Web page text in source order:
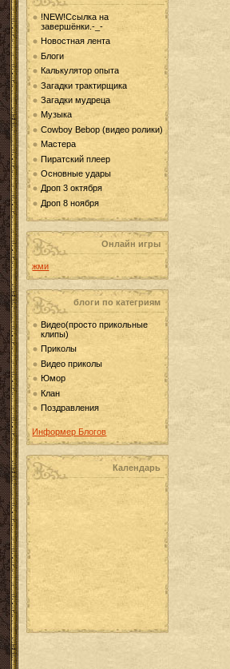
!NEW!Ссылка на
завершёнки.-_-
Новостная лента
Блоги
Калькулятор опыта
Загадки трактирщика
Загадки мудреца
Музыка
Cowboy Bebop (видео ролики)
Мастера
Пиратский плеер
Основные удары
Дроп 3 октября
Дроп 8 ноября
Онлайн игры
жми
блоги по категриям
Видео(просто прикольные
клипы)
Приколы
Видео приколы
Юмор
Клан
Поздравления
Информер Блогов
Календарь